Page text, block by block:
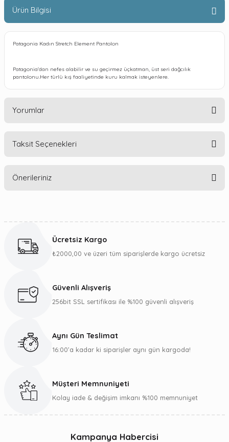
Ürün Bilgisi
Patagonia Kadın Stretch Element Pantolon
Patagonia'dan nefes alabilir ve su geçirmez üçkatman, üst seri dağcılık
pantolonu.Her türlü kış faaliyetinde kuru kalmak isteyenlere.
Yorumlar
Taksit Seçenekleri
Önerileriniz
Görüş ve önerileriniz için teşekkür ederiz.
Ürün bilgilerinde hatalar bulunuyor.
Gönder
Ücretsiz Kargo
₺2000,00 ve üzeri tüm siparişlerde kargo ücretsiz
Güvenli Alışveriş
256bit SSL sertifikası ile %100 güvenli alışveriş
Aynı Gün Teslimat
16:00’a kadar ki siparişler aynı gün kargoda!
Müşteri Memnuniyeti
Kolay iade & değişim imkanı %100 memnuniyet
Kampanya Habercisi